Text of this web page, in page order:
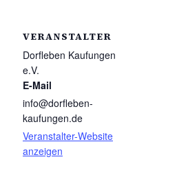
VERANSTALTER
Dorfleben Kaufungen
e.V.
E-Mail
info@dorfleben-
kaufungen.de
Veranstalter-Website
anzeigen